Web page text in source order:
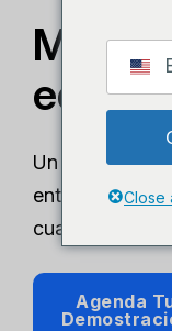
Un único
entregas: así
cuando más
Agenda
Close